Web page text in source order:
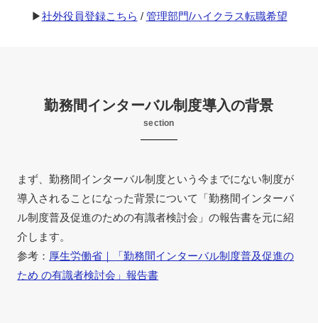
▶︎社外役員登録こちら / 管理部門/ハイクラス転職希望
勤務間インターバル制度導入の背景
section
まず、勤務間インターバル制度という今までにない制度が
導入されることになった背景について「勤務間インターバ
ル制度普及促進のための有識者検討会」の報告書を元に紹
介します。
参考： 厚生労働省｜「勤務間インターバル制度普及促進の
ため の有識者検討会」報告書